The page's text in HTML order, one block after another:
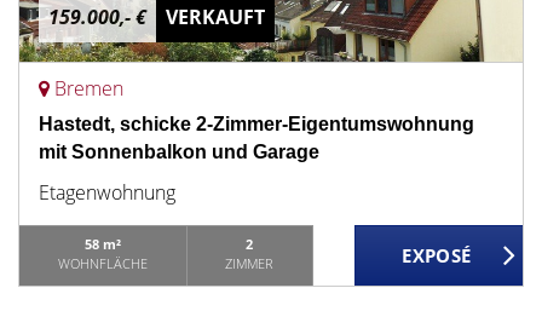
159.000,- € VERKAUFT
Bremen
Hastedt, schicke 2-Zimmer-Eigentumswohnung
mit Sonnenbalkon und Garage
Etagenwohnung
58 m²
WOHNFLÄCHE
2
ZIMMER